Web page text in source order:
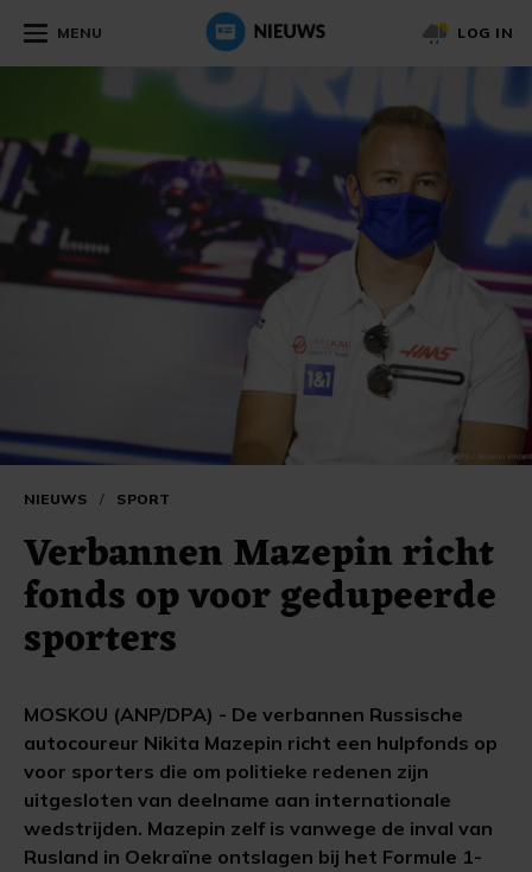
MENU LOG IN
NIEUWS / SPORT
Verbannen Mazepin richt
fonds op voor gedupeerde
sporters
MOSKOU (ANP/DPA) - De verbannen Russische
autocoureur Nikita Mazepin richt een hulpfonds op
voor sporters die om politieke redenen zijn
uitgesloten van deelname aan internationale
wedstrijden. Mazepin zelf is vanwege de inval van
Rusland in Oekraïne ontslagen bij het Formule 1-